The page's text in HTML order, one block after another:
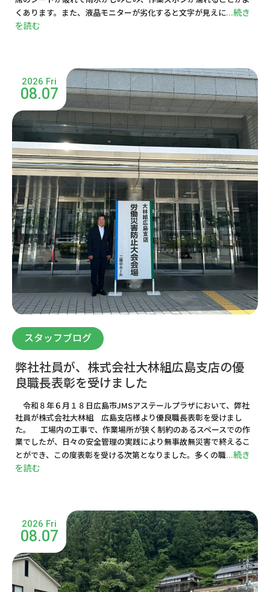
くあります。また、液晶モニターが劣化すると文字が見えに...続き
を読む
2026 Fri
08.07
スタッフブログ
弊社社員が、株式会社大林組広島支店の優
良職長表彰を受けました
令和８年６月１８日広島市JMSアステールプラザにおいて、弊社
社員が株式会社大林組 広島支店様より優良職長表彰を受けまし
た。 工場内の工事で、作業場所が狭く制約のあるスペースでの作
業でしたが、日々の安全管理の実践により無事故無災害で終えるこ
とができ、この度表彰を受ける次第となりました。多くの職...続き
を読む
2026 Fri
08.07